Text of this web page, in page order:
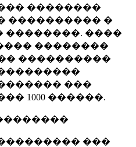
��������
���������� �
��������. ����
��������
����������
���
1000 ������.
���